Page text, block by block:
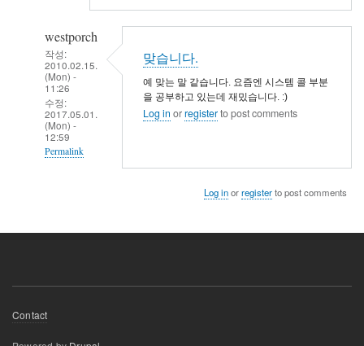
westporch
작성:
2010.02.15.
(Mon) -
11:26
수정:
2017.05.01.
(Mon) -
12:59
Permalink
혼
는
맞습니다.
예 맞는 말 같습니다. 요즘엔 시스템 콜 부분
을 공부하고 있는데 재밌습니다. :)
Log in orregisterto post comments
Log inorregisterto post comments
Footer
Contact